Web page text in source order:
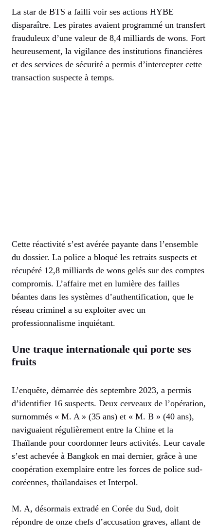
La star de BTS a failli voir ses actions HYBE
disparaître. Les pirates avaient programmé un transfert
frauduleux d’une valeur de 8,4 milliards de wons. Fort
heureusement, la vigilance des institutions financières
et des services de sécurité a permis d’intercepter cette
transaction suspecte à temps.
Cette réactivité s’est avérée payante dans l’ensemble
du dossier. La police a bloqué les retraits suspects et
récupéré 12,8 milliards de wons gelés sur des comptes
compromis. L’affaire met en lumière des failles
béantes dans les systèmes d’authentification, que le
réseau criminel a su exploiter avec un
professionnalisme inquiétant.
Une traque internationale qui porte ses
fruits
L’enquête, démarrée dès septembre 2023, a permis
d’identifier 16 suspects. Deux cerveaux de l’opération,
surnommés « M. A » (35 ans) et « M. B » (40 ans),
naviguaient régulièrement entre la Chine et la
Thaïlande pour coordonner leurs activités. Leur cavale
s’est achevée à Bangkok en mai dernier, grâce à une
coopération exemplaire entre les forces de police sud-
coréennes, thaïlandaises et Interpol.
M. A, désormais extradé en Corée du Sud, doit
répondre de onze chefs d’accusation graves, allant de